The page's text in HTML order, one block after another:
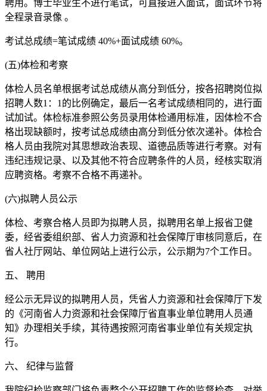
聘用。博士毕业生不进行笔试，可直接进入面试，面试环节将
全程录音录像 。
考试总成绩=笔试成绩 40%+面试成绩 60%。
(五)体检和考察
体检人员名单根据考试总成绩从高分到低分，按各招聘岗位拟
招聘人数1：1的比例确定，最后一名考试成绩相同的，进行面
试加试。体检标准参照公务员录用体检通用标准，因体检不合
格出现缺额时，按考试总成绩由高分到低分依次递补。体检合
格人员由我院对其思想政治表现、道德品质等进行考察。对有
违纪违规记录、以及其他不符合应聘条件的人员，经核实取消
应聘资格。考察不合格不再递补。
(六)拟聘人员公示
体检、考察合格人员即为拟聘人员，拟聘用名单上报省卫健
委，经省委组织部、省人力资源和社会保障厅审核同意后，在
省人社厅网站、单位网站上进行公示，公示期为7个工作日。
五、 聘用
经公示无异议的拟聘用人员，凭省人力资源和社会保障厅下发
的《河南省人力资源和社会保障厅省直事业单位聘用人员通
知》办理相关手续，其待遇按照河南省事业单位有关规定执
行。
六、 纪律与监督